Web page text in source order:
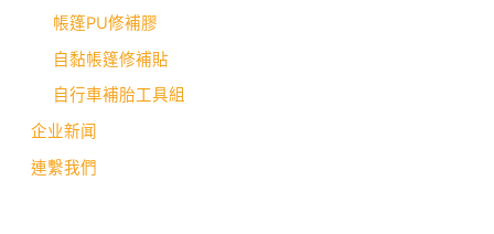
帳篷PU修補膠
自黏帳篷修補貼
自行車補胎工具組
企业新闻
連繫我們